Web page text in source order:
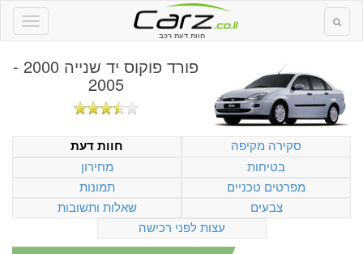
חוות דעת רכב
פורד פוקוס יד שנייה 2000 -
2005
סקירה מקיפה
חוות דעת
בטיחות
מחירון
מפרטים טכניים
תמונות
צבעים
שאלות ותשובות
עצות לפני רכישה